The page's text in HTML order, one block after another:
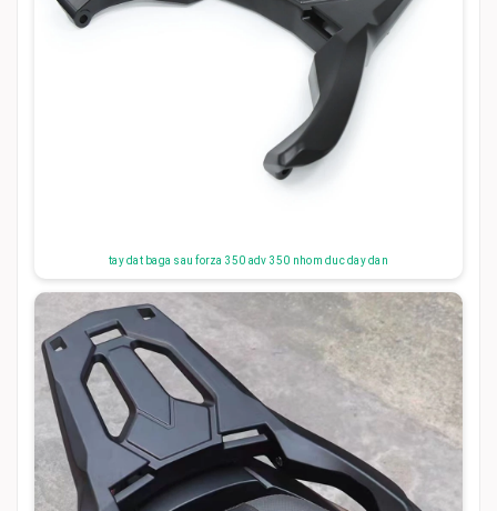
tay dat baga sau forza 350 adv 350 nhom duc day dan